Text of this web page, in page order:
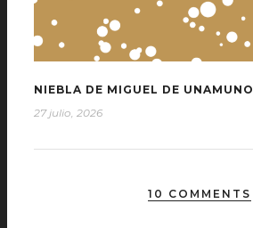
NIEBLA DE MIGUEL DE UNAMUNO
27 julio, 2026
10 COMMENTS